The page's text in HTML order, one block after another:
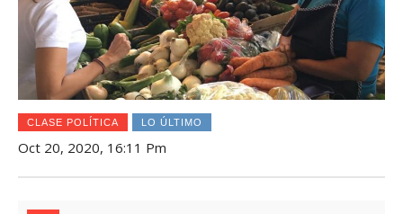
CLASE POLÍTICA LO ÚLTIMO
Oct 20, 2020, 16:11 Pm